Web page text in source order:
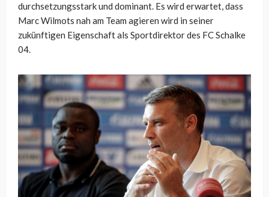
durchsetzungsstark und dominant. Es wird erwartet, dass
Marc Wilmots nah am Team agieren wird in seiner
zukünftigen Eigenschaft als Sportdirektor des FC Schalke
04.